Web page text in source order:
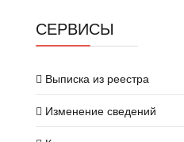
СЕРВИСЫ
Выписка из реестра
Изменение сведений